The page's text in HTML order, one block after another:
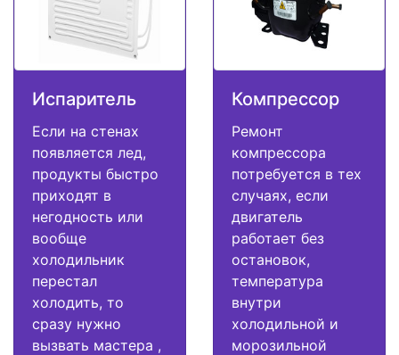
Испаритель
Если на стенах
появляется лед,
продукты быстро
приходят в
негодность или
вообще
холодильник
перестал
холодить, то
сразу нужно
вызвать мастера ,
Компрессор
Ремонт
компрессора
потребуется в тех
случаях, если
двигатель
работает без
остановок,
температура
внутри
холодильной и
морозильной